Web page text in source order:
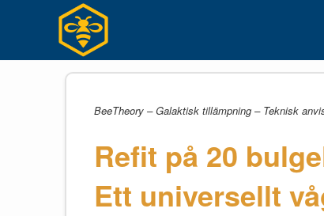
BeeTheory – Galaktisk tillämpning – Teknisk
Refit på 20
Ett universellt